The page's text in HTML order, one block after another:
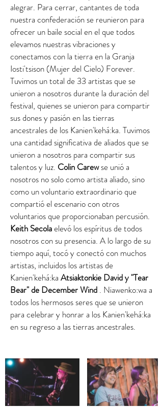
alegrar. Para cerrar, cantantes de toda
nuestra confederación se reunieron para
ofrecer un baile social en el que todos
elevamos nuestras vibraciones y
conectamos con la tierra en la Granja
Iosti'tsison (Mujer del Cielo) Forever.
Tuvimos un total de 33 artistas que se
unieron a nosotros durante la duración del
festival, quienes se unieron para compartir
sus dones y pasión en las tierras
ancestrales de los Kanien'kehá:ka. Tuvimos
una cantidad significativa de aliados que se
unieron a nosotros para compartir sus
talentos y luz. Colin Carewse unió a
nosotros no solo como artista aliado, sino
como un voluntario extraordinario que
compartió el escenario con otros
voluntarios que proporcionaban percusión.
Keith Secolaelevó los espíritus de todos
nosotros con su presencia. A lo largo de su
tiempo aquí, tocó y conectó con muchos
artistas, incluidos los artistas de
Kanien'kehá:ka Atsiaktonkie David y "Tear
Bear" de December Wind . Niawenko:wa a
todos los hermosos seres que se unieron
para celebrar y honrar a los Kanien'kehá:ka
en su regreso a las tierras ancestrales.